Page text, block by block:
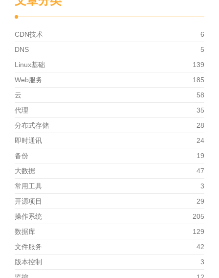
CDN技术
6
DNS
5
Linux基础
139
Web服务
185
云
58
代理
35
分布式存储
28
即时通讯
24
备份
19
大数据
47
常用工具
3
开源项目
29
操作系统
205
数据库
129
文件服务
42
版本控制
3